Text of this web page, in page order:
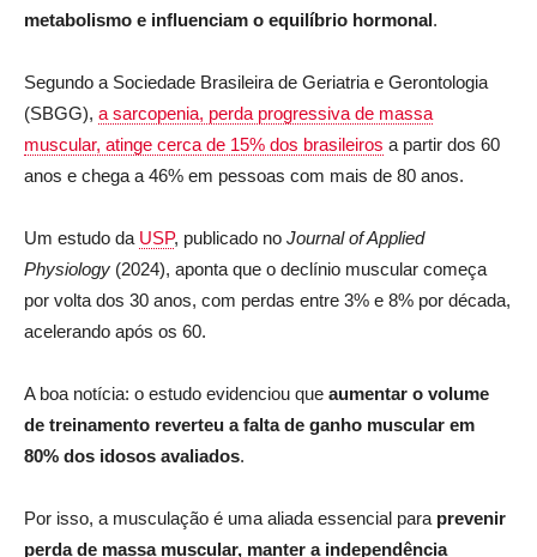
metabolismo e influenciam o equilíbrio hormonal.
Segundo a Sociedade Brasileira de Geriatria e Gerontologia
(SBGG), a sarcopenia, perda progressiva de massa
muscular, atinge cerca de 15% dos brasileiros a partir dos 60
anos e chega a 46% em pessoas com mais de 80 anos.
Um estudo da USP, publicado no Journal of Applied
Physiology (2024), aponta que o declínio muscular começa
por volta dos 30 anos, com perdas entre 3% e 8% por década,
acelerando após os 60.
A boa notícia: o estudo evidenciou que aumentar o volume
de treinamento reverteu a falta de ganho muscular em
80% dos idosos avaliados.
Por isso, a musculação é uma aliada essencial para prevenir
perda de massa muscular, manter a independência